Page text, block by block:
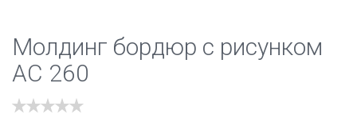
Молдинг бордюр с рисунком
АС 260